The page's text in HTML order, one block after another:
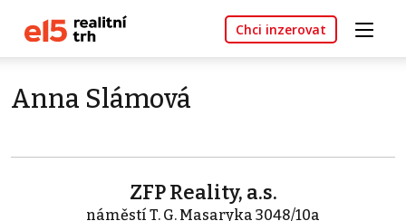
Chci inzerovat
Anna Slámová
ZFP Reality, a.s.
náměstí T. G. Masaryka 3048/10a